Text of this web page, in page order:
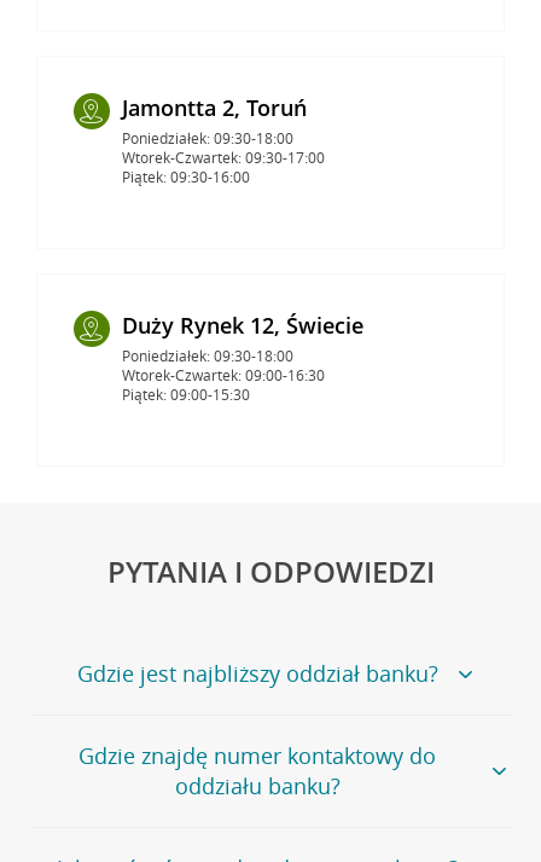
Jamontta 2, Toruń
Poniedziałek: 09:30-18:00
Wtorek-Czwartek: 09:30-17:00
Piątek: 09:30-16:00
Duży Rynek 12, Świecie
Poniedziałek: 09:30-18:00
Wtorek-Czwartek: 09:00-16:30
Piątek: 09:00-15:30
PYTANIA I ODPOWIEDZI
Gdzie jest najbliższy oddział banku?
Jeśli szukasz oddziału naszego banku, zapraszamy na
stronęPlacówki i bankomaty, na której znajduje się
wygodna wyszukiwarka.
oddziałów
Gdzie znajdę numer kontaktowy do
oddziału banku?
Bank Credit Agricole nie udostępnia ogólnego numeru